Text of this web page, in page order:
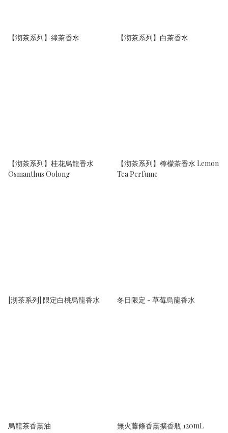
【沏茶系列】綠茶香水 【沏茶系列】白茶香水
【沏茶系列】桂花烏龍香水
Osmanthus Oolong
【沏茶系列】檸檬茶香水 Lemon
Tea Perfume
[沏茶系列] 限定白桃烏龍香水 冬日限定 - 草莓烏龍香水
烏龍茶香薰油 無火藤條香薰擴香瓶 120mL